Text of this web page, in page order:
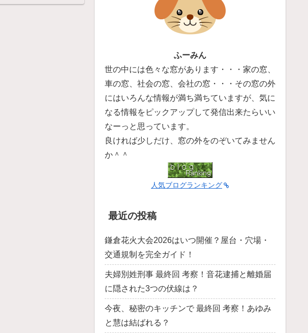
ふーみん
世の中には色々な窓があります・・・家の窓、
車の窓、社会の窓、会社の窓・・・その窓の外
にはいろんな情報が満ち満ちていますが、気に
なる情報をピックアップして発信出来たらいい
なーっと思っています。
良ければ少しだけ、窓の外をのぞいてみません
か＾＾
人気ブログランキング
最近の投稿
鎌倉花火大会2026はいつ開催？屋台・穴場・
交通規制を完全ガイド！
夫婦別姓刑事 最終回 考察！音花逮捕と離婚届
に隠された3つの伏線は？
今夜、秘密のキッチンで 最終回 考察！あゆみ
と慧は結ばれる？